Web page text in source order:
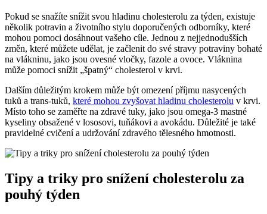
Pokud se snažíte snížit svou hladinu cholesterolu za týden, existuje
několik potravin a životního stylu doporučených odborníky, které
mohou pomoci dosáhnout vašeho cíle. Jednou z nejjednodušších
změn, které můžete udělat, je začlenit do své stravy potraviny bohaté
na vlákninu, jako jsou ovesné vločky, fazole a ovoce. Vláknina
může pomoci snížit „špatný“ cholesterol v krvi.
Dalším důležitým krokem může být omezení příjmu nasycených
tuků a trans-tuků, které mohou zvyšovat hladinu cholesterolu v krvi.
Místo toho se zaměřte na zdravé tuky, jako jsou omega-3 mastné
kyseliny obsažené v lososovi, tuňákovi a avokádu. Důležité je také
pravidelné cvičení a udržování zdravého tělesného hmotnosti.
Tipy a triky pro snížení cholesterolu za
pouhý týden